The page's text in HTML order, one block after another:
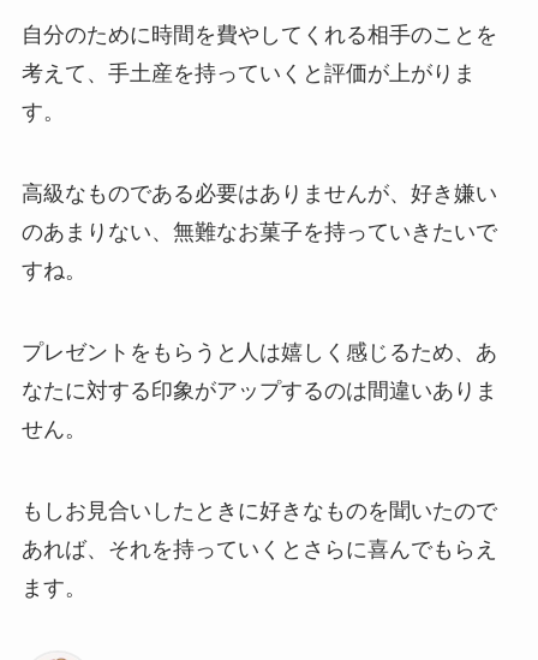
自分のために時間を費やしてくれる相手のことを
考えて、手土産を持っていくと評価が上がりま
す。
高級なものである必要はありませんが、好き嫌い
のあまりない、無難なお菓子を持っていきたいで
すね。
プレゼントをもらうと人は嬉しく感じるため、あ
なたに対する印象がアップするのは間違いありま
せん。
もしお見合いしたときに好きなものを聞いたので
あれば、それを持っていくとさらに喜んでもらえ
ます。